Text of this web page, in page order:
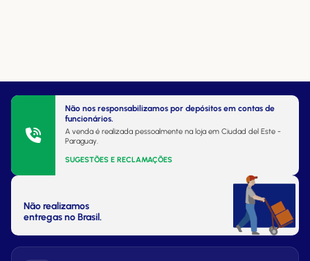
Não nos responsabilizamos por depósitos em contas de
funcionários.
A venda é realizada pessoalmente na loja em Ciudad del Este -
Paraguay.
SUGESTÕES E RECLAMAÇÕES
Não realizamos
entregas no Brasil.